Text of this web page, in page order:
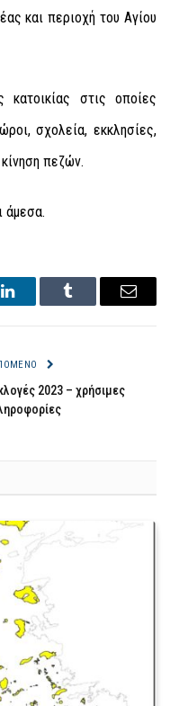
και περιοχή του Αγίου
κατοικίας στις οποίες
σχολεία, εκκλησίες,
πεζών.
άμεσα.
LinkedInTumblr Email
2023 – χρήσιμες